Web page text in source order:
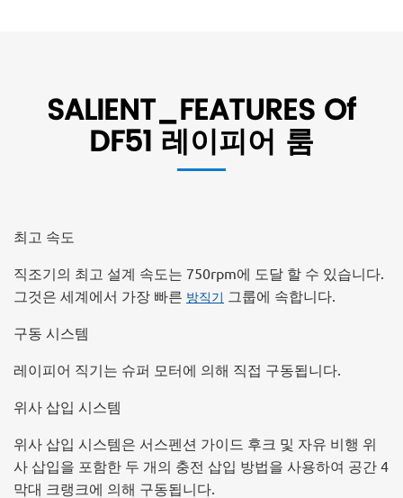
SALIENT_FEATURES Of
DF51 레이피어 룸
최고 속도
직조기의 최고 설계 속도는 750rpm에 도달 할 수 있습니다.
그것은 세계에서 가장 빠른 방직기 그룹에 속합니다.
구동 시스템
레이피어 직기는 슈퍼 모터에 의해 직접 구동됩니다.
위사 삽입 시스템
위사 삽입 시스템은 서스펜션 가이드 후크 및 자유 비행 위
사 삽입을 포함한 두 개의 충전 삽입 방법을 사용하여 공간 4
막대 크랭크에 의해 구동됩니다.